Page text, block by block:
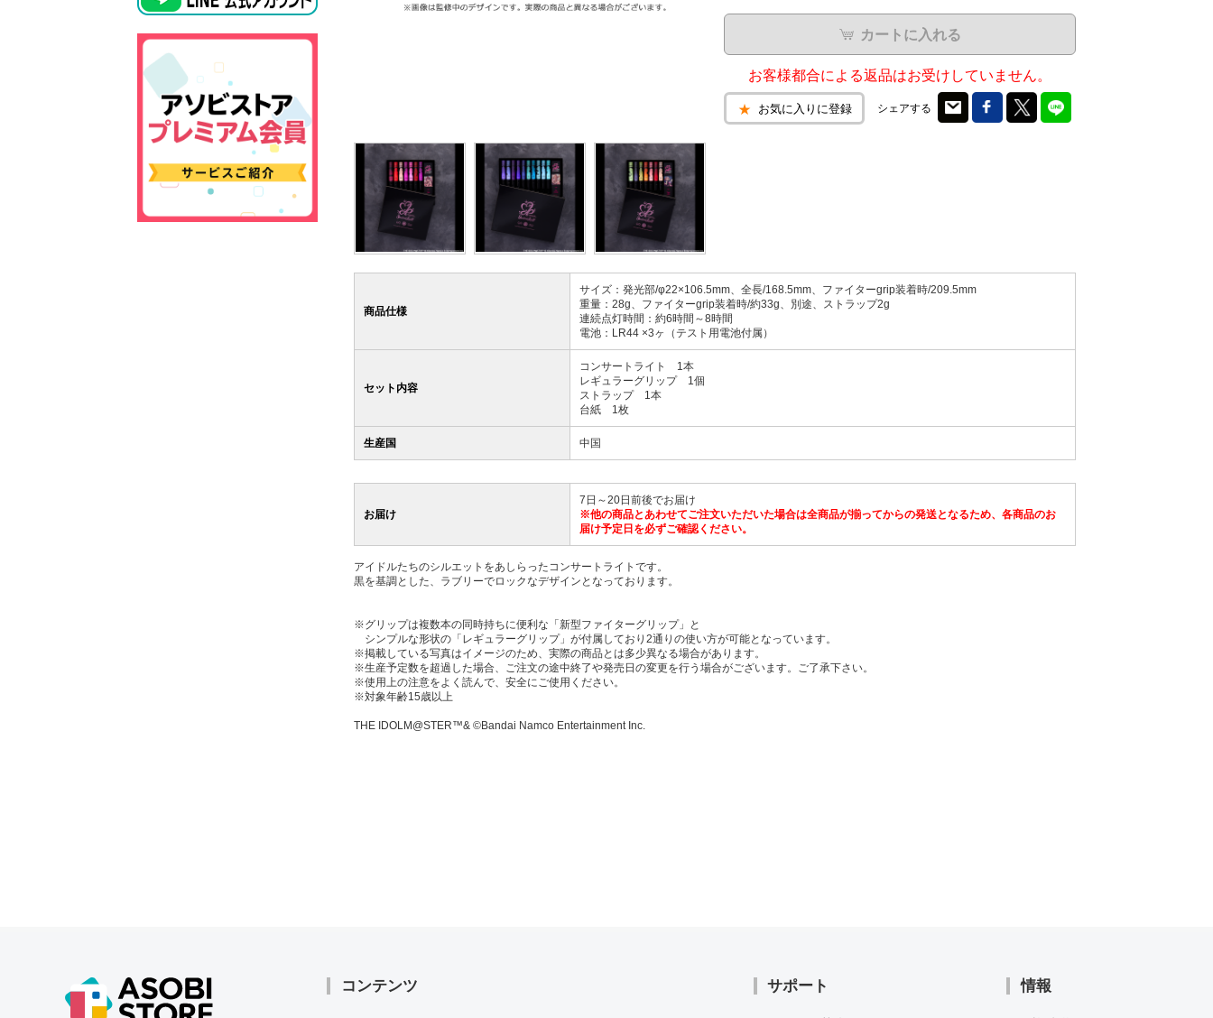
カートに入れる
お客様都合による返品はお受けしていません。
お気に入りに登録 シェアする
商品仕様
サイズ：発光部/φ22×106.5mm、全長/168.5mm、ファイターgrip装着時/209.5mm
重量：28g、ファイターgrip装着時/約33g、別途、ストラップ2g
連続点灯時間：約6時間～8時間
電池：LR44 ×3ヶ（テスト用電池付属）
セット内容
コンサートライト 1本
レギュラーグリップ 1個
ストラップ 1本
台紙 1枚
生産国 中国
お届け
7日～20日前後でお届け
※他の商品とあわせてご注文いただいた場合は全商品が揃ってからの発送となるため、各商品のお
届け予定日を必ずご確認ください。
アイドルたちのシルエットをあしらったコンサートライトです。
黒を基調とした、ラブリーでロックなデザインとなっております。
※グリップは複数本の同時持ちに便利な「新型ファイターグリップ」と
シンプルな形状の「レギュラーグリップ」が付属しており2通りの使い方が可能となっています。
※掲載している写真はイメージのため、実際の商品とは多少異なる場合があります。
※生産予定数を超過した場合、ご注文の途中終了や発売日の変更を行う場合がございます。ご了承下さい。
※使用上の注意をよく読んで、安全にご使用ください。
※対象年齢15歳以上
THE IDOLM@STER™& ©Bandai Namco Entertainment Inc.
コンテンツ サポート 情報